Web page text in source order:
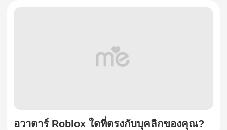
อวาตาร์ Roblox ใดที่ตรงกับบุคลิกของคุณ?